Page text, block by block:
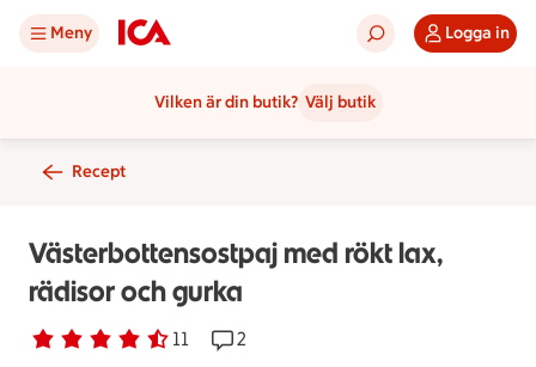
Meny Logga in
Vilken är din butik? Välj butik
Recept
Västerbottensostpaj med rökt lax,
rädisor och gurka
Betyg 4.5 av 5. 11
11 personer har röstatReceptet har 2 kommentarer
2